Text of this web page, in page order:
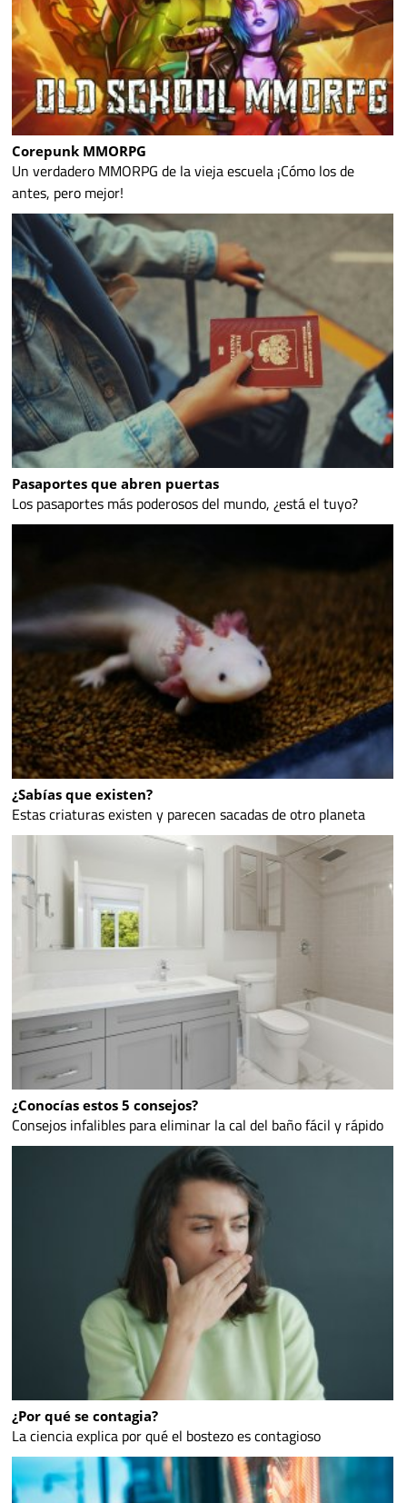
Corepunk MMORPG
Un verdadero MMORPG de la vieja escuela ¡Cómo los de
antes, pero mejor!
Pasaportes que abren puertas
Los pasaportes más poderosos del mundo, ¿está el tuyo?
¿Sabías que existen?
Estas criaturas existen y parecen sacadas de otro planeta
¿Conocías estos 5 consejos?
Consejos infalibles para eliminar la cal del baño fácil y rápido
¿Por qué se contagia?
La ciencia explica por qué el bostezo es contagioso